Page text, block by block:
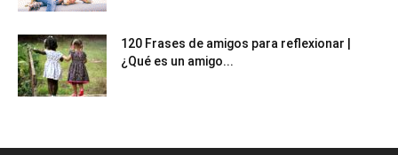
120 Frases de amigos para reflexionar |
¿Qué es un amigo...